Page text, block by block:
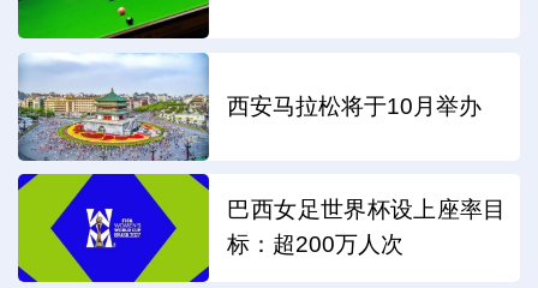
西安马拉松将于10月举办
巴西女足世界杯设上座率目
标：超200万人次